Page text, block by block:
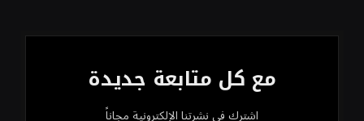
مع كل متابعة جديدة
اشترك في نشرتنا الإلكترونية مجاناً